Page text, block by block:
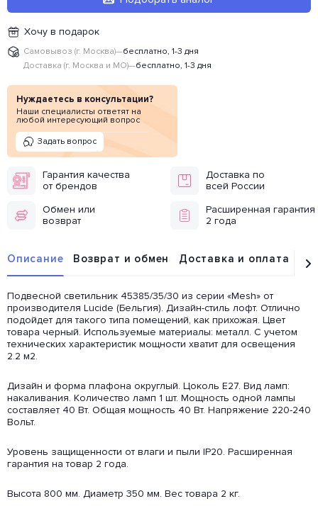
Хочу в подарок
Самовывоз (г. Москва)—бесплатно, 1-3 дня
Доставка (г. Москва и МО)—бесплатно, 1-3 дня
Нуждаетесь в консультации?
Наши специалисты ответят на
любой интересующий вопрос
Задать вопрос
Гарантия качества
от брендов
Доставка по
всей России
Обмен или
возврат
Расширенная гарантия
2 года
Описание Возврат и обмен Доставка и оплата
Подвесной светильник 45385/35/30 из серии «Mesh» от
производителя Lucide (Бельгия). Дизайн-стиль лофт. Отлично
подойдет для такого типа помещений, как прихожая. Цвет
товара черный. Используемые материалы: металл. С учетом
технических характеристик мощности хватит для освещения
2.2 м2.
Дизайн и форма плафона округлый. Цоколь E27. Вид ламп:
накаливания. Количество ламп 1 шт. Мощность одной лампы
составляет 40 Вт. Общая мощность 40 Вт. Напряжение 220-240
Вольт.
Уровень защищенности от влаги и пыли IP20. Расширенная
гарантия на товар 2 года.
Высота 800 мм. Диаметр 350 мм. Вес товара 2 кг.